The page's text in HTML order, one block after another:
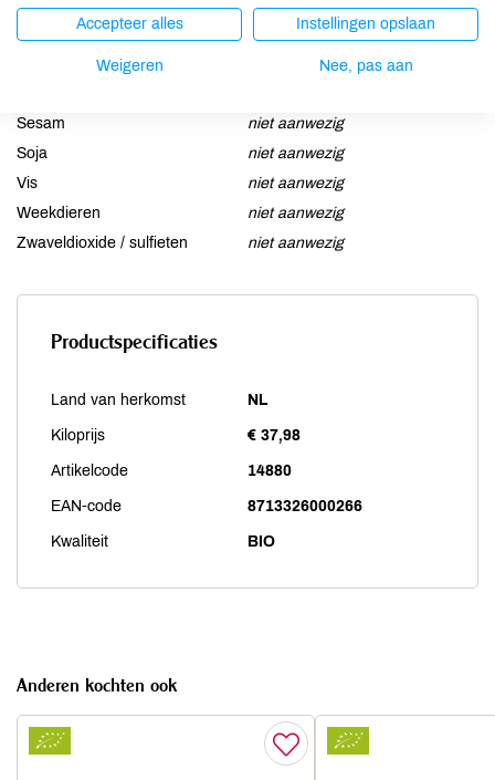
Mosterd
niet aanwezig
Noten
aanwezig
Schaaldieren
niet aanwezig
Sesam
niet aanwezig
Soja
niet aanwezig
Vis
niet aanwezig
Weekdieren
niet aanwezig
Zwaveldioxide / sulfieten
niet aanwezig
Productspecificaties
Land van herkomst NL
Kiloprijs € 37,98
Artikelcode 14880
EAN-code 8713326000266
Kwaliteit BIO
Anderen kochten ook
Accepteer alles Instellingen opslaan
Weigeren Nee, pas aan